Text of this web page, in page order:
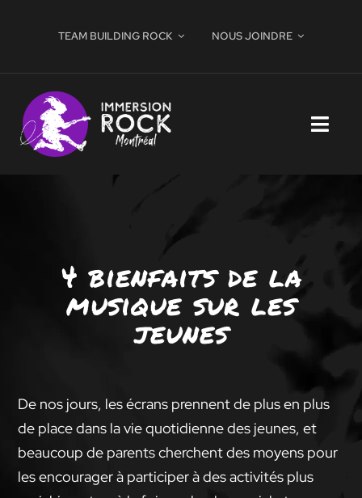
TEAM BUILDING ROCK NOUS JOINDRE
Camps de jour
EXPÉRIENCE À LA CARTE
S’INSCRIRE
4 bienfaits de la
musique sur les
jeunes
De nos jours, les écrans prennent de plus en plus
de place dans la vie quotidienne des jeunes, et
beaucoup de parents cherchent des moyens pour
les encourager à participer à des activités plus